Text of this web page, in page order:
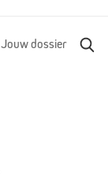
Jouw dossier